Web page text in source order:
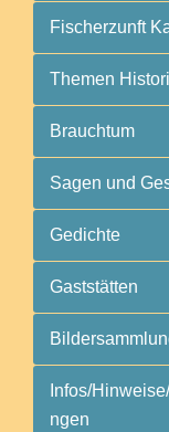
Fischerzunft
Themen
Brauchtum
Sagen und
Gedichte
Gaststätten
Infos/
ngen